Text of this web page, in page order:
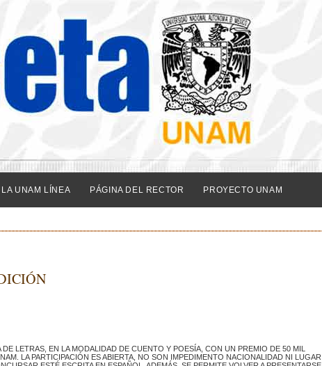
LA UNAM LÍNEA PÁGINA DEL RECTOR PROYECTO UNAM
LETRAS, EN LA MODALIDAD DE CUENTO Y POESÍA, CON UN PREMIO DE 50 MIL
LA PARTICIPACIÓN ES ABIERTA, NO SON IMPEDIMENTO NACIONALIDAD NI LUGAR